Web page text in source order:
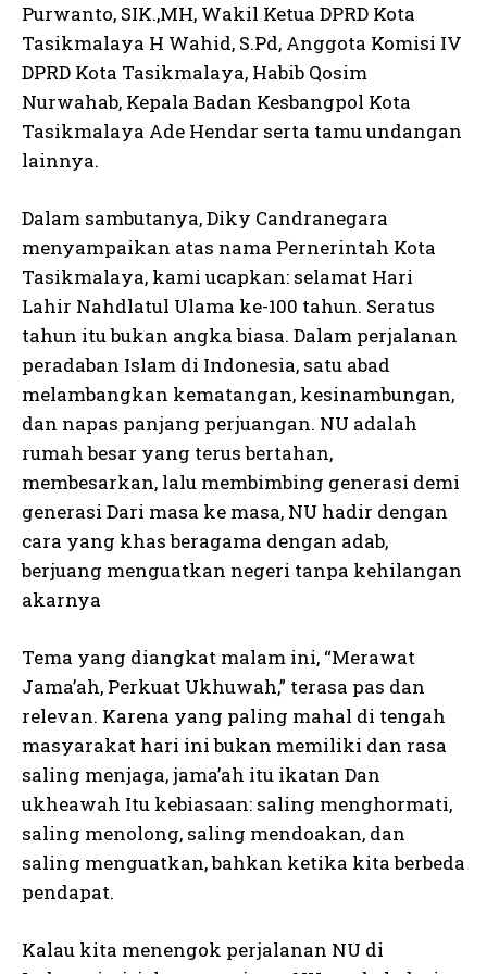
Purwanto, SIK.,MH, Wakil Ketua DPRD Kota
Tasikmalaya H Wahid, S.Pd, Anggota Komisi IV
DPRD Kota Tasikmalaya, Habib Qosim
Nurwahab, Kepala Badan Kesbangpol Kota
Tasikmalaya Ade Hendar serta tamu undangan
lainnya.
Dalam sambutanya, Diky Candranegara
menyampaikan atas nama Pernerintah Kota
Tasikmalaya, kami ucapkan: selamat Hari
Lahir Nahdlatul Ulama ke-100 tahun. Seratus
tahun itu bukan angka biasa. Dalam perjalanan
peradaban Islam di Indonesia, satu abad
melambangkan kematangan, kesinambungan,
dan napas panjang perjuangan. NU adalah
rumah besar yang terus bertahan,
membesarkan, lalu membimbing generasi demi
generasi Dari masa ke masa, NU hadir dengan
cara yang khas beragama dengan adab,
berjuang menguatkan negeri tanpa kehilangan
akarnya
Tema yang diangkat malam ini, “Merawat
Jama’ah, Perkuat Ukhuwah,” terasa pas dan
relevan. Karena yang paling mahal di tengah
masyarakat hari ini bukan memiliki dan rasa
saling menjaga, jama’ah itu ikatan Dan
ukheawah Itu kebiasaan: saling menghormati,
saling menolong, saling mendoakan, dan
saling menguatkan, bahkan ketika kita berbeda
pendapat.
Kalau kita menengok perjalanan NU di